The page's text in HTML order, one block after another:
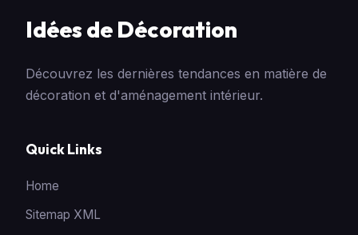
Idées de Décoration
Découvrez les dernières tendances en matière de
décoration et d'aménagement intérieur.
Quick Links
Home
Sitemap XML